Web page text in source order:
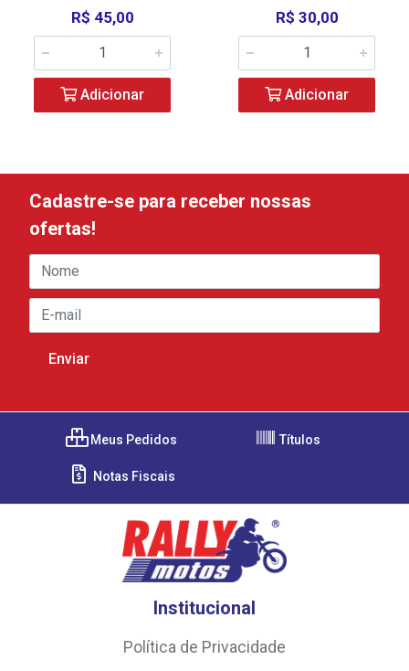
R$ 45,00
Adicionar
R$ 30,00
Adicionar
Cadastre-se para receber nossas
ofertas!
Meus Pedidos Títulos
Notas Fiscais
Institucional
Política de Privacidade